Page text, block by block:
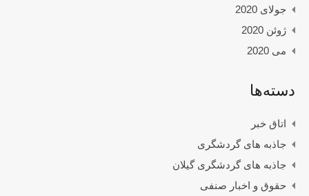
جولای 2020
ژوئن 2020
می 2020
دسته‌ها
اتاق خبر
جاذبه های گردشگری
جاذبه های گردشگری گیلان
حقوق و اخبار صنفی